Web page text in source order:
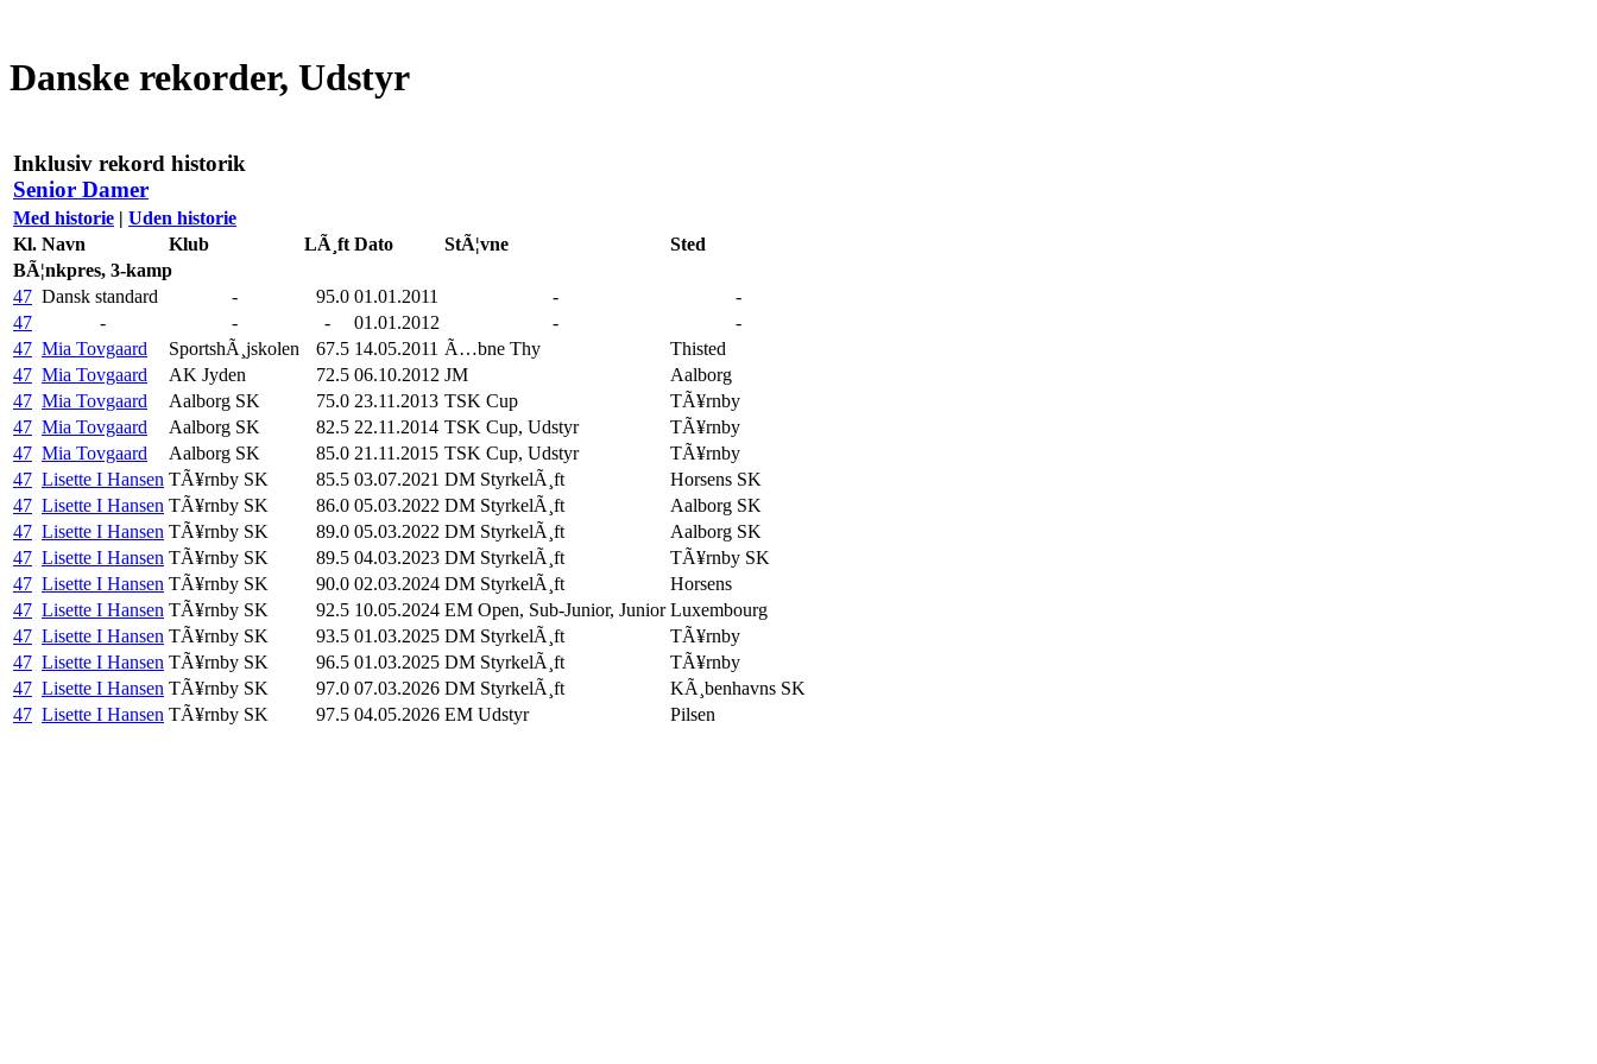
Danske rekorder, Udstyr
Inklusiv rekord historik
Senior Damer
Med historie | Uden historie
Kl. Navn Klub LÃ¸ft Dato StÃ¦vne
Sted
BÃ¦nkpres, 3-kamp
47 Dansk standard - 95.0 01.01.2011 -
-
47
- - - 01.01.2012 -
-
47 Mia Tovgaard SportshÃ¸jskolen 67.5 14.05.2011 Ã…bne Thy
Thisted
47 Mia Tovgaard AK Jyden 72.5 06.10.2012 JM
Aalborg
47 Mia Tovgaard Aalborg SK 75.0 23.11.2013 TSK Cup
TÃ¥rnby
47 Mia Tovgaard Aalborg SK 82.5 22.11.2014 TSK Cup, Udstyr
TÃ¥rnby
47 Mia Tovgaard Aalborg SK 85.0 21.11.2015 TSK Cup, Udstyr
TÃ¥rnby
47 Lisette I Hansen TÃ¥rnby SK 85.5 03.07.2021 DM StyrkelÃ¸ft
Horsens SK
47 Lisette I Hansen TÃ¥rnby SK 86.0 05.03.2022 DM StyrkelÃ¸ft
Aalborg SK
47 Lisette I Hansen TÃ¥rnby SK 89.0 05.03.2022 DM StyrkelÃ¸ft
Aalborg SK
47 Lisette I Hansen TÃ¥rnby SK 89.5 04.03.2023 DM StyrkelÃ¸ft
TÃ¥rnby SK
47 Lisette I Hansen TÃ¥rnby SK 90.0 02.03.2024 DM StyrkelÃ¸ft
Horsens
47 Lisette I Hansen TÃ¥rnby SK 92.5 10.05.2024 EM Open, Sub-Junior, Junior Luxembourg
47 Lisette I Hansen TÃ¥rnby SK 93.5 01.03.2025 DM StyrkelÃ¸ft
TÃ¥rnby
47 Lisette I Hansen TÃ¥rnby SK 96.5 01.03.2025 DM StyrkelÃ¸ft
TÃ¥rnby
47 Lisette I Hansen TÃ¥rnby SK 97.0 07.03.2026 DM StyrkelÃ¸ft
KÃ¸benhavns SK
47 Lisette I Hansen TÃ¥rnby SK 97.5 04.05.2026 EM Udstyr Pilsen